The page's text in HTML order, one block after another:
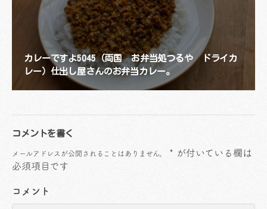
カレーですよ5045（両国 お弁当処つるや ドライカ
レー）仕出し屋さんのお弁当カレー。
コメントを書く
メールアドレスが公開されることはありません。 * が付いている欄は
必須項目です
コメント